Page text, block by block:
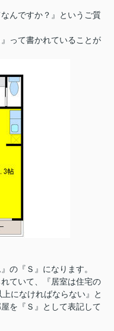
んですか？』というご質
って書かれていることが
の『Ｓ』になります。
ていて、『居室は住宅の
になければならない』と
を『Ｓ』として表記して